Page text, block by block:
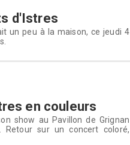
d'Istres
un peu à la maison, ce jeudi 4
en couleurs
show au Pavillon de Grignan
Retour sur un concert coloré,